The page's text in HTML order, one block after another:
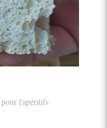
pour l'apéritifs